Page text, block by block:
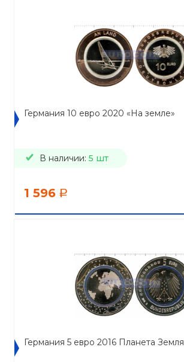
Германия 10 евро 2020 «На земле»
В наличии: 5 шт
1 596 a
Германия 5 евро 2016 Планета Земля